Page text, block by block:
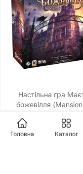
Настільна гра
божевілля
4550 грн.
Головна Каталог